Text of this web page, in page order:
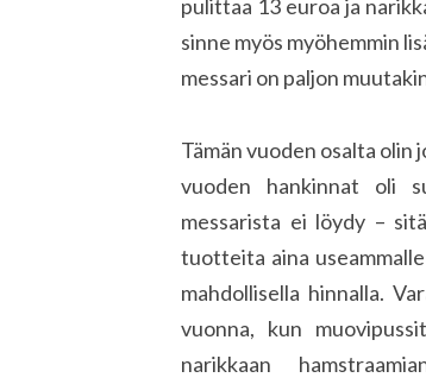
pulittaa 13 euroa ja
sinne myös myöhemmin
messari on paljon
Tämän vuoden osalta olin
vuoden hankinnat oli
messarista ei löydy –
tuotteita aina
mahdollisella hinnalla.
vuonna, kun
narikkaan